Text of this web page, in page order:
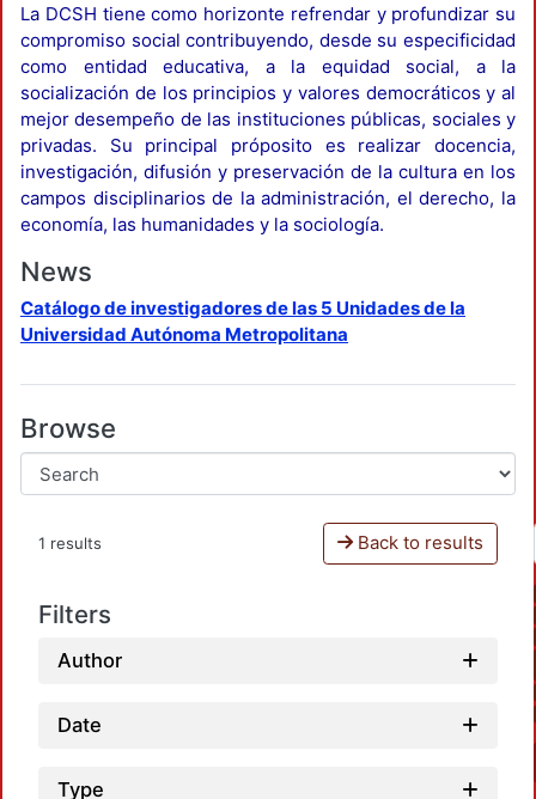
La DCSH tiene como horizonte refrendar y profundizar su
compromiso social contribuyendo, desde su especificidad
como entidad educativa, a la equidad social, a la
socialización de los principios y valores democráticos y al
mejor desempeño de las instituciones públicas, sociales y
privadas. Su principal próposito es realizar docencia,
investigación, difusión y preservación de la cultura en los
campos disciplinarios de la administración, el derecho, la
economía, las humanidades y la sociología.
News
Catálogo de investigadores de las 5 Unidades de la
Universidad Autónoma Metropolitana
Browse
1 results Back to results
Filters
Author
Date
Type